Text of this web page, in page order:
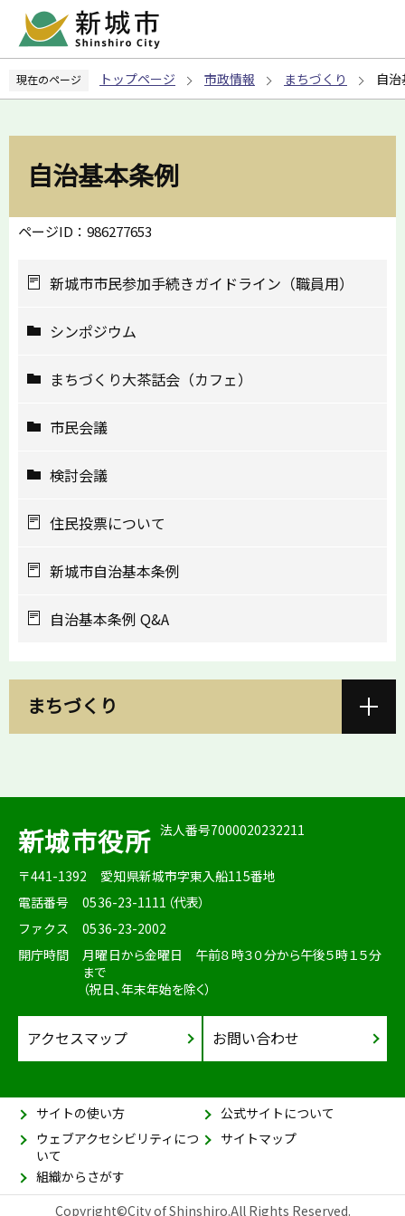
ペ
の
現在のページ トップページ 市政情報 まちづくり 自
自治基本条例
ページID：986277653
新城市市民参加手続きガイドライン（職員用）
シンポジウム
まちづくり大茶話会（カフェ）
市民会議
検討会議
住民投票について
新城市自治基本条例
自治基本条例 Q&A
まちづくり
新城市役所 法人番号7000020232211
〒441-1392
愛知県新城市字東入船115番地
電話番号
0536-23-1111（代表）
ファクス
0536-23-2002
開庁時間
月曜日から金曜日 午前８時３０分から午後５時１５分
まで
（祝日、年末年始を除く）
アクセスマップ お問い合わせ
サイトの使い方
公式サイトについて
ウェブアクセシビリティにつ
いて
サイトマップ
組織からさがす
Copyright©City of Shinshiro.All Rights Reserved.